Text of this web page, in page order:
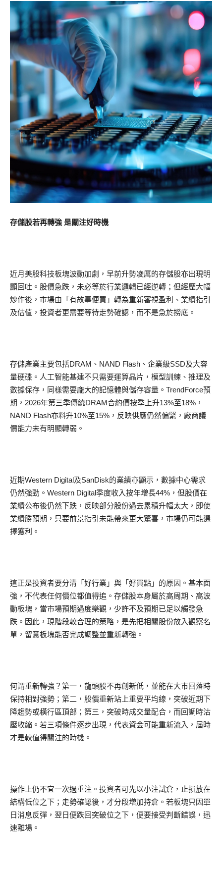
存儲股若再轉強 是關注好時機
近月美股科技板塊波動加劇，早前升勢凌厲的存儲股亦出現明
顯回吐。股價急跌，未必等於行業邏輯已經逆轉；但經歷大幅
炒作後，市場由「有故事便買」轉為重新審視盈利、業績指引
及估值，投資者更需要等待走勢確認，而不是急於撈底。
存儲產業主要包括DRAM、NAND Flash、企業級SSD及大容
量硬碟。人工智能基建不只需要運算晶片，模型訓練、推理及
數據保存，同樣需要龐大的記憶體與儲存容量。TrendForce預
期，2026年第三季傳統DRAM合約價按季上升13%至18%，
NAND Flash亦料升10%至15%，反映供應仍然偏緊，廠商議
價能力未有明顯轉弱。
近期Western Digital及SanDisk的業績亦顯示，數據中心需求
仍然強勁。Western Digital季度收入按年增長44%，但股價在
業績公布後仍然下跌，反映部分股份過去累積升幅太大，即使
業績勝預期，只要前景指引未能帶來更大驚喜，市場仍可能選
擇獲利。
這正是投資者要分清「好行業」與「好買點」的原因。基本面
強，不代表任何價位都值得追。存儲股本身屬於高周期、高波
動板塊，當市場預期過度樂觀，少許不及預期已足以觸發急
跌。因此，現階段較合理的策略，是先把相關股份放入觀察名
單，留意板塊能否完成調整並重新轉強。
何謂重新轉強？第一，龍頭股不再創新低，並能在大市回落時
保持相對強勢；第二，股價重新站上重要平均線，突破近期下
降趨勢或橫行區頂部；第三，突破時成交量配合，而回調時沽
壓收縮。若三項條件逐步出現，代表資金可能重新流入，屆時
才是較值得關注的時機。
操作上仍不宜一次過重注。投資者可先以小注試倉，止損放在
結構低位之下；走勢確認後，才分段增加持倉。若板塊只因單
日消息反彈，翌日便跌回突破位之下，便要接受判斷錯誤，迅
速離場。